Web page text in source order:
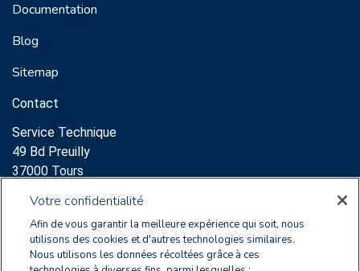
Documentation
Blog
Sitemap
Contact
Service Technique
49 Bd Preuilly
37000 Tours
clearnoxsupport@wolterskluwer.com
+33 2 47 60 65 96
Service Commercial
Votre confidentialité
Afin de vous garantir la meilleure expérience qui soit, nous
utilisons des cookies et d'autres technologies similaires.
Nous utilisons les données récoltées grâce à ces